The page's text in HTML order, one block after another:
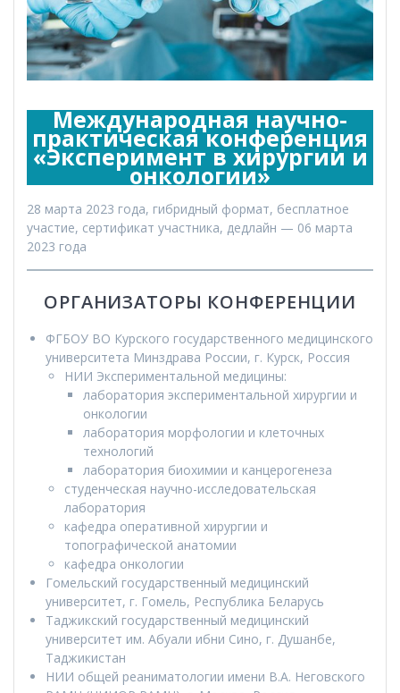
Международная научно-
практическая конференция
«Эксперимент в хирургии и
онкологии»
28 марта 2023 года, гибридный формат, бесплатное
участие, сертификат участника, дедлайн — 06 марта
2023 года
ОРГАНИЗАТОРЫ КОНФЕРЕНЦИИ
ФГБОУ ВО Курского государственного медицинского
университета Минздрава России, г. Курск, Россия
НИИ Экспериментальной медицины:
лаборатория экспериментальной хирургии и
онкологии
лаборатория морфологии и клеточных
технологий
лаборатория биохимии и канцерогенеза
студенческая научно-исследовательская
лаборатория
кафедра оперативной хирургии и
топографической анатомии
кафедра онкологии
Гомельский государственный медицинский
университет, г. Гомель, Республика Беларусь
Таджикский государственный медицинский
университет им. Абуали ибни Сино, г. Душанбе,
Таджикистан
НИИ общей реаниматологии имени В.А. Неговского